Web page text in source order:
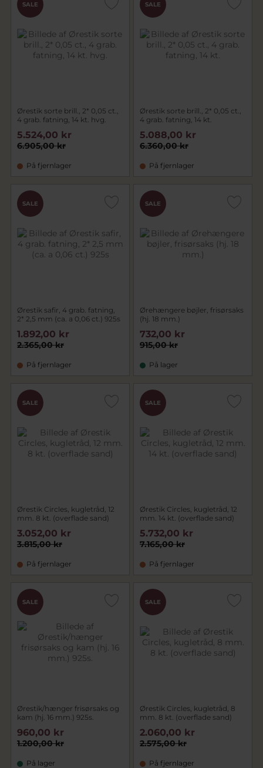
SALE
Ørestik sorte brill., 2* 0,05 ct.,
4 grab. fatning, 14 kt. hvg.
6.905,00 kr
5.524,00 kr
På fjernlager
SALE
Ørestik sorte brill., 2* 0,05 ct.,
4 grab. fatning, 14 kt.
6.360,00 kr
5.088,00 kr
På fjernlager
SALE
Ørestik safir, 4 grab. fatning,
2* 2,5 mm (ca. a 0,06 ct.) 925s
2.365,00 kr
1.892,00 kr
På fjernlager
SALE
Ørehængere bøjler, frisørsaks
(hj. 18 mm.)
915,00 kr
732,00 kr
På lager
SALE
Ørestik Circles, kugletråd, 12
mm. 8 kt. (overflade sand)
3.815,00 kr
3.052,00 kr
På fjernlager
SALE
Ørestik Circles, kugletråd, 12
mm. 14 kt. (overflade sand)
7.165,00 kr
5.732,00 kr
På fjernlager
SALE
Ørestik/hænger frisørsaks og
kam (hj. 16 mm.) 925s.
1.200,00 kr
960,00 kr
På lager
SALE
Ørestik Circles, kugletråd, 8
mm. 8 kt. (overflade sand)
2.575,00 kr
2.060,00 kr
På fjernlager